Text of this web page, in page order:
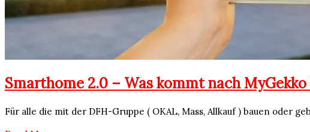
Smarthome 2.0 – Was kommt nach MyGekko
Für alle die mit der DFH-Gruppe ( OKAL, Mass, Allkauf ) bauen oder